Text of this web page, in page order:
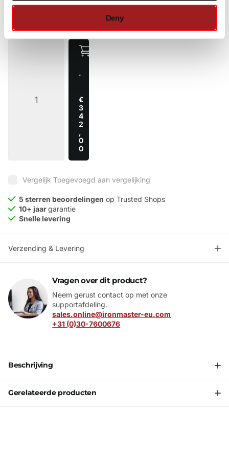
Deny
Vandaag verzonden
·
€
3
4
2
,
0
0
Vergelijk Toegevoegd aan vergelijking
5 sterren beoordelingen op Trusted Shops
10+ jaargarantie
Snelle levering
Verzending & Levering
Vragen over dit product?
Neem gerust contact op met onze
supportafdeling.
sales.online@ironmaster-eu.com
+31 (0)30-7600676
Beschrijving
Gerelateerde producten